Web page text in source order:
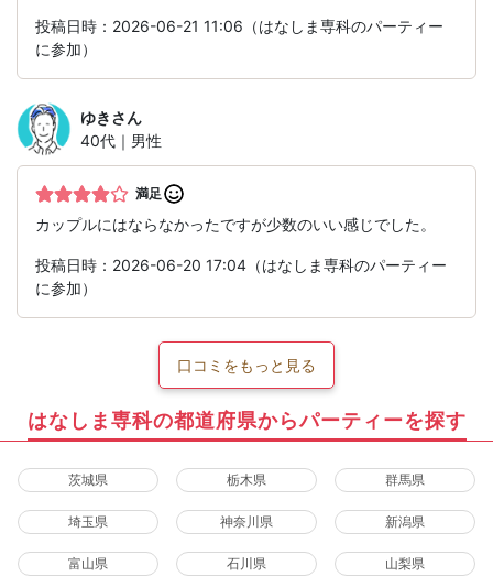
投稿日時：2026-06-21 11:06（はなしま専科のパーティー
に参加）
ゆきさん
40代｜男性
満足
カップルにはならなかったですが少数のいい感じでした。
投稿日時：2026-06-20 17:04（はなしま専科のパーティー
に参加）
口コミをもっと見る
はなしま専科の都道府県からパーティーを探す
茨城県 栃木県 群馬県
埼玉県 神奈川県 新潟県
富山県 石川県 山梨県